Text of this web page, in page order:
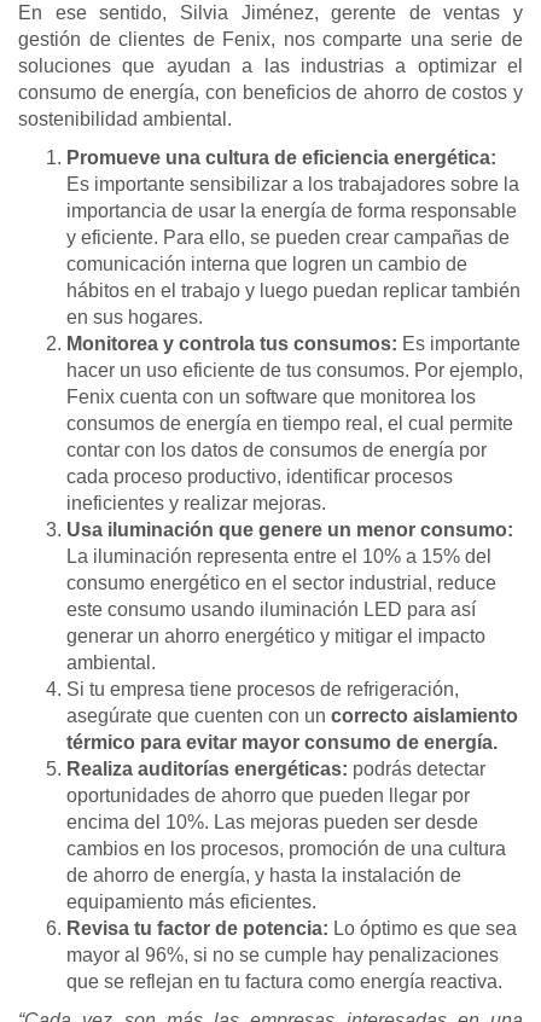
En ese sentido, Silvia Jiménez, gerente de ventas y
gestión de clientes de Fenix, nos comparte una serie de
soluciones que ayudan a las industrias a optimizar el
consumo de energía, con beneficios de ahorro de costos y
sostenibilidad ambiental.
Promueve una cultura de eficiencia energética:
Es importante sensibilizar a los trabajadores sobre la
importancia de usar la energía de forma responsable
y eficiente. Para ello, se pueden crear campañas de
comunicación interna que logren un cambio de
hábitos en el trabajo y luego puedan replicar también
en sus hogares.
Monitorea y controla tus consumos: Es importante
hacer un uso eficiente de tus consumos. Por ejemplo,
Fenix cuenta con un software que monitorea los
consumos de energía en tiempo real, el cual permite
contar con los datos de consumos de energía por
cada proceso productivo, identificar procesos
ineficientes y realizar mejoras.
Usa iluminación que genere un menor consumo:
La iluminación representa entre el 10% a 15% del
consumo energético en el sector industrial, reduce
este consumo usando iluminación LED para así
generar un ahorro energético y mitigar el impacto
ambiental.
Si tu empresa tiene procesos de refrigeración,
asegúrate que cuenten con un correcto aislamiento
térmico para evitar mayor consumo de energía.
Realiza auditorías energéticas: podrás detectar
oportunidades de ahorro que pueden llegar por
encima del 10%. Las mejoras pueden ser desde
cambios en los procesos, promoción de una cultura
de ahorro de energía, y hasta la instalación de
equipamiento más eficientes.
Revisa tu factor de potencia: Lo óptimo es que sea
mayor al 96%, si no se cumple hay penalizaciones
que se reflejan en tu factura como energía reactiva.